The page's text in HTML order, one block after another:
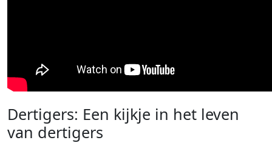
Dertigers: Een kijkje in het leven
van dertigers